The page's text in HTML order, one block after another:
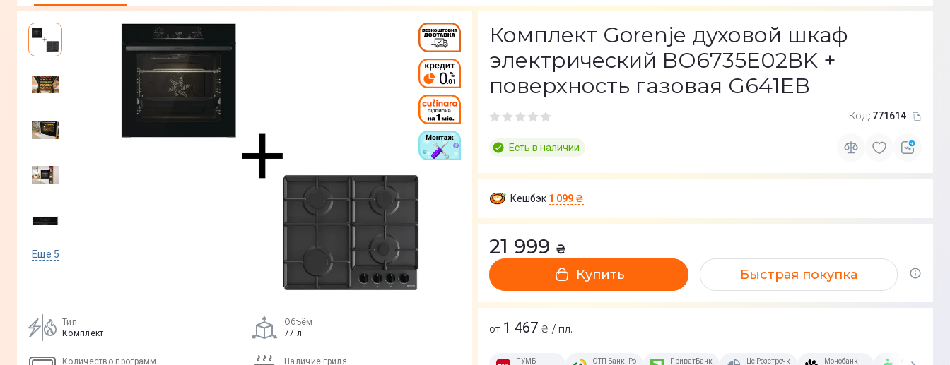
Еще 5
Тип
Комплект
Объём
77 л
Количество программ
Наличие гриля
Комплект Gorenje духовой шкаф
электрический BO6735E02BK +
поверхность газовая G641EB
Код: 771614
Есть в наличии
Кешбэк 1 099 ₴
21 999 ₴
Купить Быстрая покупка
от 1 467 ₴ / пл.
ПУМБ
ОТП Банк. Розстрочка Скибочка.
ПриватБанк
Це Розстрочка
Монобанк
А-Банк